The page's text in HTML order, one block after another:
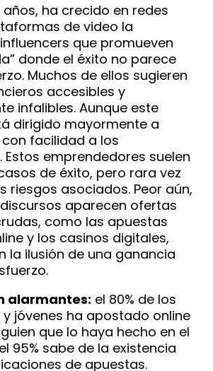
años, ha crecido en redes
de video la
que promueven
donde el éxito no parece
Muchos de ellos sugieren
accesibles y
infalibles. Aunque este
dirigido mayormente a
facilidad a los
Estos emprendedores suelen
de éxito, pero rara vez
riesgos asociados. Peor aún,
aparecen ofertas
como las apuestas
y los casinos digitales,
la ilusión de una ganancia
alarmantes: el 80% de los
jóvenes ha apostado online
que lo haya hecho en el
95% sabe de la existencia
de apuestas.